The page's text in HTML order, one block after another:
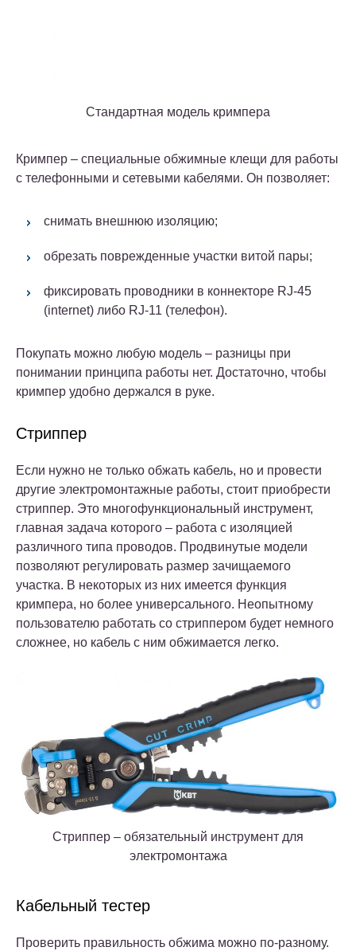
Стандартная модель кримпера
Кримпер – специальные обжимные клещи для работы
с телефонными и сетевыми кабелями. Он позволяет:
снимать внешнюю изоляцию;
обрезать поврежденные участки витой пары;
фиксировать проводники в коннекторе RJ-45
(internet) либо RJ-11 (телефон).
Покупать можно любую модель – разницы при
понимании принципа работы нет. Достаточно, чтобы
кримпер удобно держался в руке.
Стриппер
Если нужно не только обжать кабель, но и провести
другие электромонтажные работы, стоит приобрести
стриппер. Это многофункциональный инструмент,
главная задача которого – работа с изоляцией
различного типа проводов. Продвинутые модели
позволяют регулировать размер зачищаемого
участка. В некоторых из них имеется функция
кримпера, но более универсального. Неопытному
пользователю работать со стриппером будет немного
сложнее, но кабель с ним обжимается легко.
Стриппер – обязательный инструмент для
электромонтажа
Кабельный тестер
Проверить правильность обжима можно по-разному.